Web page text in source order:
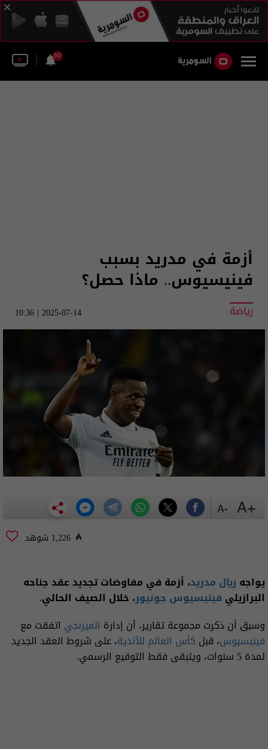
50
أزمة في مدريد بسبب
فينيسيوس.. ماذا حصل؟
رياضة 2025-07-14 | 10:36
1,226 شوهد
يواجه ريال مدريد، أزمة في مفاوضات تجديد عقد جناحه
البرازيلي فينيسيوس جونيور، خلال الصيف الحالي.
وسبق أن ذكرت مجموعة تقارير، أن إدارة الميرنجي اتفقت مع
فينيسيوس، قبل كأس العالم للأندية، على شروط العقد الجديد
لمدة 5 سنوات، ويتبقى فقط التوقيع الرسمي.
+A
-A